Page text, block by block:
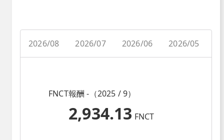
2026/08 2026/07 2026/06 2026/05
FNCT報酬 -（2025 / 9）
2,934.13 FNCT